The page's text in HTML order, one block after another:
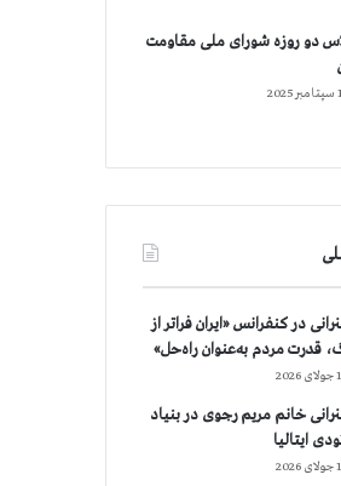
دو روزه شورای ملی مقاومت
در کنفرانس «ایران فراتر از
قدرت مردم به‌عنوان راه‌حل»
خانم مریم رجوی در بنیاد
ایتالیا